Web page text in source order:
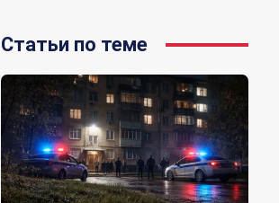
Статьи по теме